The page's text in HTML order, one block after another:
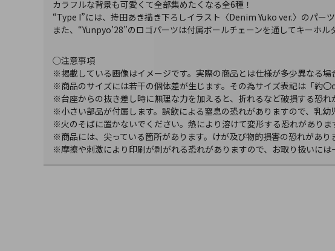
カラフルな背景も可愛くて全部集めたくなる全6種！
“Type I”には、持田あき描き下ろしイラスト〈Denim Yuko ver.〉のパー
また、“Yunpyo’28”のロゴパーツは付属ボールチェーンを通してキーホル
◯注意事項
※掲載している画像はイメージです。実際の商品とは仕様が多少異なる場
※商品のサイズには若干の個体差が生じます。その為サイズ表記は「約〇
※台座からの抜き差し時に無理な力を加えると、折れるなど破損する恐れ
※小さい部品が付属します。誤飲による窒息の恐れがありますので、乳幼
※火のそばに置かないでください。熱により溶けて変形する恐れがありま
※商品には、尖っている箇所があります。けが及び物的損害の恐れがあり
※摩擦や刺激により印刷が剥がれる恐れがありますので、お取り扱いには